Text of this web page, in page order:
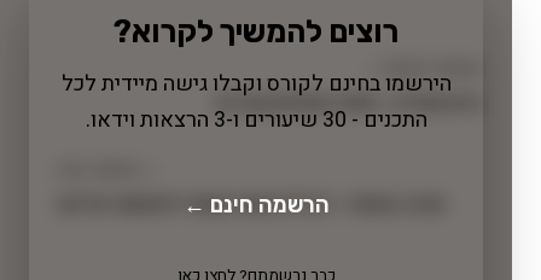
רוצים להמשיך לקרוא?
הירשמו בחינם לקורס וקבלו גישה מיידית לכל
התכנים - 30 שיעורים ו-3 הרצאות וידאו.
הרשמה חינם ←
גזים וקוליק - השלב שכולם עוברים
שינה בטוחה - הכללים שאי אפשר להתפשר עליהם